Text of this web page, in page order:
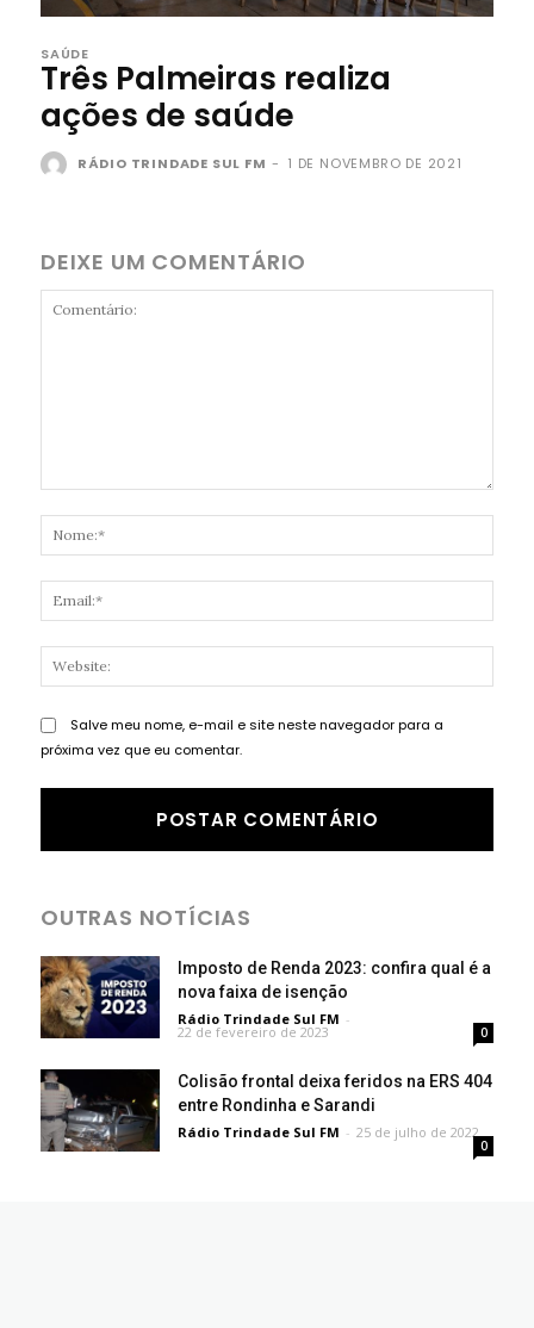
SAÚDE
Três Palmeiras realiza
ações de saúde
RÁDIO TRINDADE SUL FM - 1 DE NOVEMBRO DE 2021
DEIXE UM COMENTÁRIO
Salve meu nome, e-mail e site neste navegador para a
próxima vez que eu comentar.
OUTRAS NOTÍCIAS
Imposto de Renda 2023: confira qual é a
nova faixa de isenção
Rádio Trindade Sul FM -
22 de fevereiro de 2023 0
Colisão frontal deixa feridos na ERS 404
entre Rondinha e Sarandi
Rádio Trindade Sul FM - 25 de julho de 2022
0